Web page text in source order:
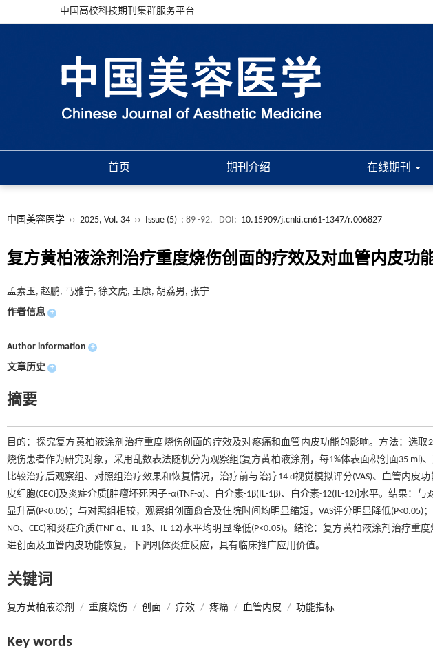
中国高校科技期刊集群服务平台
首页 期刊介绍 在线期刊
中国美容医学 ›› 2025, Vol. 34 ›› Issue (5) : 89 -92. DOI: 10.15909/j.cnki.cn61-1347/r.006827
复方黄柏液涂剂治疗重度烧伤创面的疗效及对血管内皮功
孟素玉, 赵鹏, 马雅宁, 徐文虎, 王康, 胡荔男, 张宁
作者信息 +
Author information +
文章历史 +
摘要
目的：探究复方黄柏液涂剂治疗重度烧伤创面的疗效及对疼痛和血管内皮功能的影响。方法：选取
烧伤患者作为研究对象，采用乱数表法随机分为观察组(复方黄柏液涂剂，每1%体表面积创面35 ml)
比较治疗后观察组、对照组治疗效果和恢复情况，治疗前与治疗14 d视觉模拟评分(VAS)、血管内皮
皮细胞(CEC)]及炎症介质[肿瘤坏死因子-α(TNF-α)、白介素-1β(IL-1β)、白介素-12(IL-12)]水平。结果：
显升高(P<0.05)；与对照组相较，观察组创面愈合及住院时间均明显缩短，VAS评分明显降低(P<0.05)
NO、CEC)和炎症介质(TNF-α、IL-1β、IL-12)水平均明显降低(P<0.05)。结论：复方黄柏液涂剂治疗
进创面及血管内皮功能恢复，下调机体炎症反应，具有临床推广应用价值。
关键词
复方黄柏液涂剂 / 重度烧伤 / 创面 / 疗效 / 疼痛 / 血管内皮 / 功能指标
Key words